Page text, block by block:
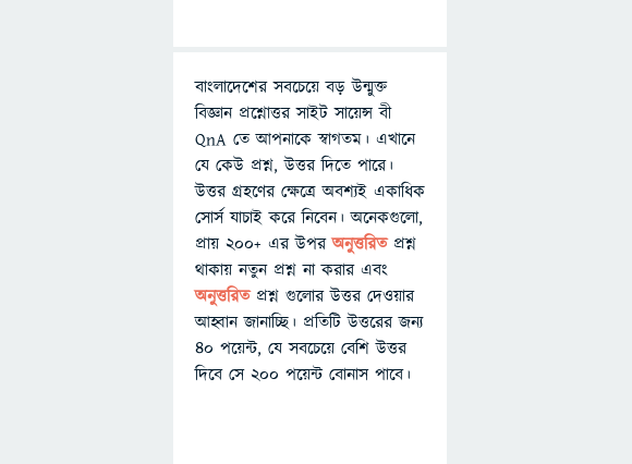
বাংলাদেশের সবচেয়ে বড় উন্মুক্ত
বিজ্ঞান প্রশ্নোত্তর সাইট সায়েন্স বী
QnA তে আপনাকে স্বাগতম। এখানে
যে কেউ প্রশ্ন, উত্তর দিতে পারে।
উত্তর গ্রহণের ক্ষেত্রে অবশ্যই একাধিক
সোর্স যাচাই করে নিবেন। অনেকগুলো,
প্রায় ২০০+ এর উপরঅনুত্তরিতপ্রশ্ন
থাকায় নতুন প্রশ্ন না করার এবং
অনুত্তরিত প্রশ্ন গুলোর উত্তর দেওয়ার
আহ্বান জানাচ্ছি। প্রতিটি উত্তরের জন্য
৪০ পয়েন্ট, যে সবচেয়ে বেশি উত্তর
দিবে সে ২০০ পয়েন্ট বোনাস পাবে।